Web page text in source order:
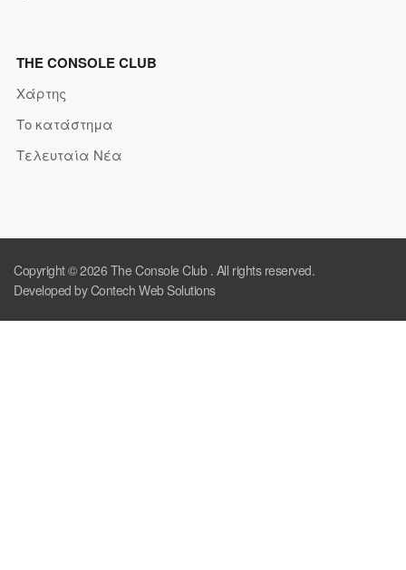
THE CONSOLE CLUB
Χάρτης
Το κατάστημα
Τελευταία Νέα
Copyright © 2026 The Console Club. All rights reserved.
Developed by Contech Web Solutions